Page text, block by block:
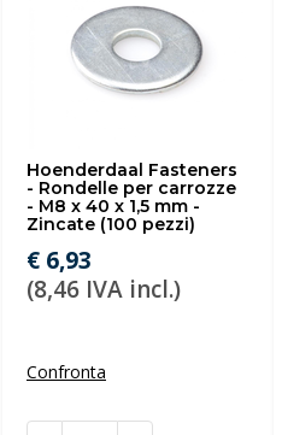
Hoenderdaal Fasteners
- Rondelle per carrozze
- M8 x 40 x 1,5 mm -
Zincate (100 pezzi)
€ 6,93
(8,46 IVA incl.)
Confronta